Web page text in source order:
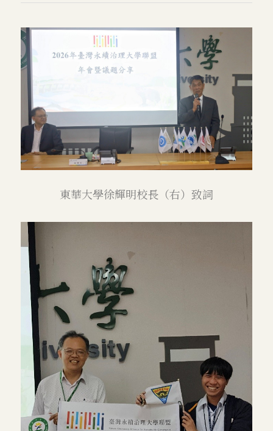
東華大學徐輝明校長（右）致詞